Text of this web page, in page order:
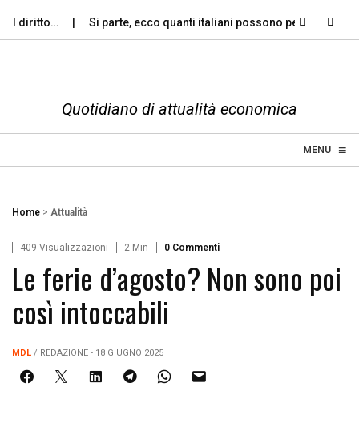
diritto… Si parte, ecco quanti italiani possono permettersi le…
Quotidiano di attualità economica
MENU ≡
☰
Home > Attualità
409 Visualizzazioni 2 Min 0 Commenti
Le ferie d’agosto? Non sono poi
così intoccabili
MDL / REDAZIONE - 18 GIUGNO 2025